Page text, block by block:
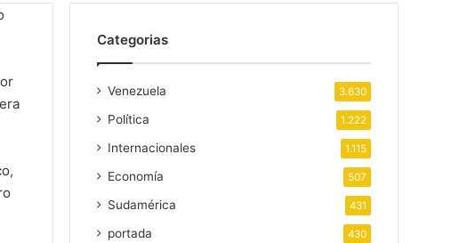
Categorias
Venezuela 3.630
Política 1.222
Internacionales 1.115
Economía 507
Sudamérica 431
portada 430